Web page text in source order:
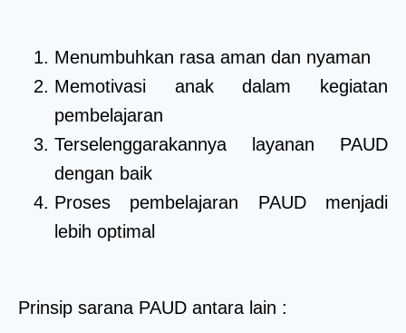
Menumbuhkan rasa aman dan nyaman
Memotivasi anak dalam kegiatan
pembelajaran
Terselenggarakannya layanan PAUD
dengan baik
Proses pembelajaran PAUD menjadi
lebih optimal
Prinsip sarana PAUD antara lain :